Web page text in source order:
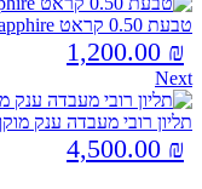
טבעת 0.50 קראט Sapphire ספיר כחול טבעי ! זהב רוז גולד
1,200.00 ₪
Next
תליון רובי מעבדה ענק מוקף
4,500.00 ₪